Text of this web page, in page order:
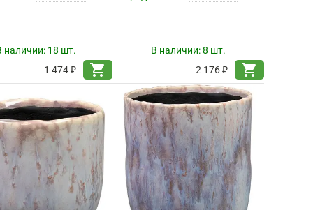
наличии: 18 шт.
1 474 ₽
shopping_cart
В наличии:8 шт.
2 176 ₽
shopping_cart